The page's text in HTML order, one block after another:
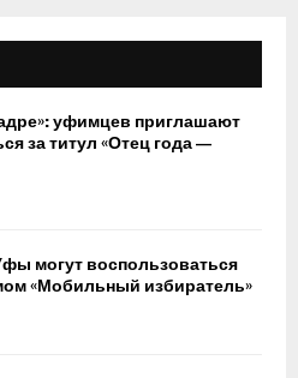
уфимцев приглашают
за титул «Отец года —
могут воспользоваться
«Мобильный избиратель»